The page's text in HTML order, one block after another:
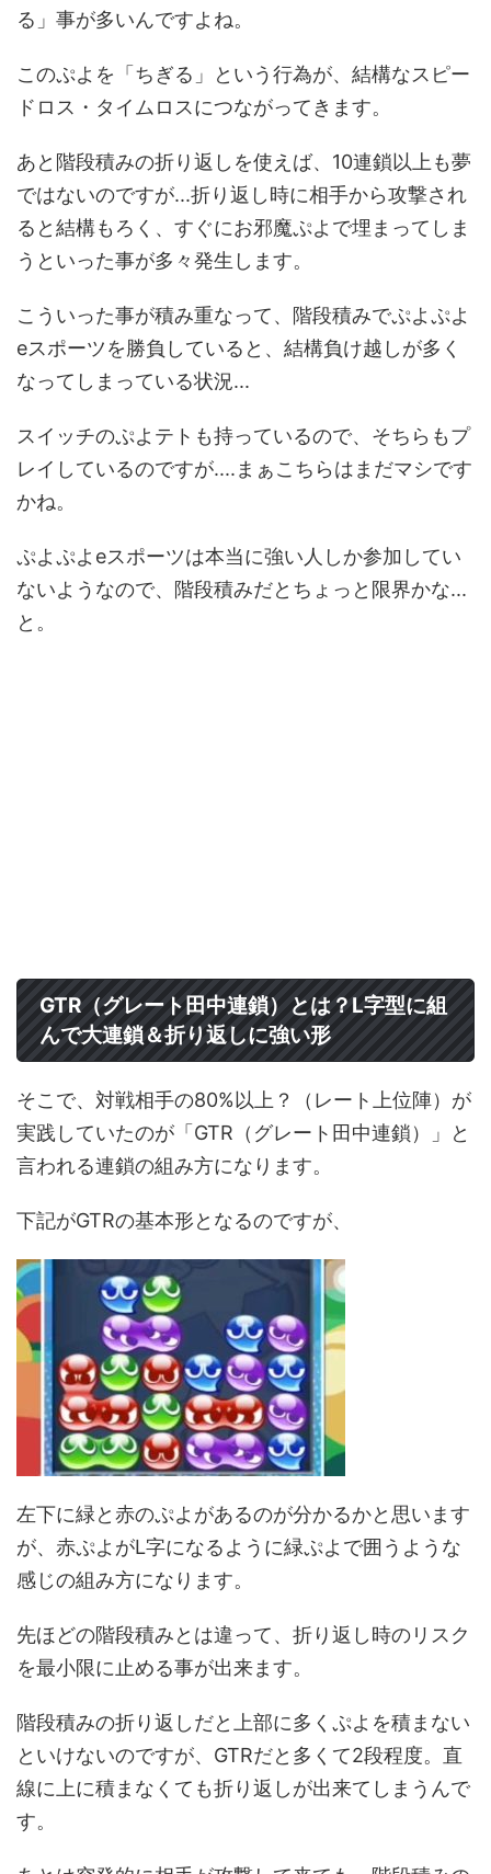
る」事が多いんですよね。
このぷよを「ちぎる」という行為が、結構なスピー
ドロス・タイムロスにつながってきます。
あと階段積みの折り返しを使えば、10連鎖以上も夢
ではないのですが...折り返し時に相手から攻撃され
ると結構もろく、すぐにお邪魔ぷよで埋まってしま
うといった事が多々発生します。
こういった事が積み重なって、階段積みでぷよぷよ
eスポーツを勝負していると、結構負け越しが多く
なってしまっている状況...
スイッチのぷよテトも持っているので、そちらもプ
レイしているのですが....まぁこちらはまだマシです
かね。
ぷよぷよeスポーツは本当に強い人しか参加してい
ないようなので、階段積みだとちょっと限界かな...
と。
GTR（グレート田中連鎖）とは？L字型に組
んで大連鎖＆折り返しに強い形
そこで、対戦相手の80%以上？（レート上位陣）が
実践していたのが「GTR（グレート田中連鎖）」と
言われる連鎖の組み方になります。
下記がGTRの基本形となるのですが、
左下に緑と赤のぷよがあるのが分かるかと思います
が、赤ぷよがL字になるように緑ぷよで囲うような
感じの組み方になります。
先ほどの階段積みとは違って、折り返し時のリスク
を最小限に止める事が出来ます。
階段積みの折り返しだと上部に多くぷよを積まない
といけないのですが、GTRだと多くて2段程度。直
線に上に積まなくても折り返しが出来てしまうんで
す。